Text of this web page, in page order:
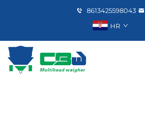
8613425598043
HR